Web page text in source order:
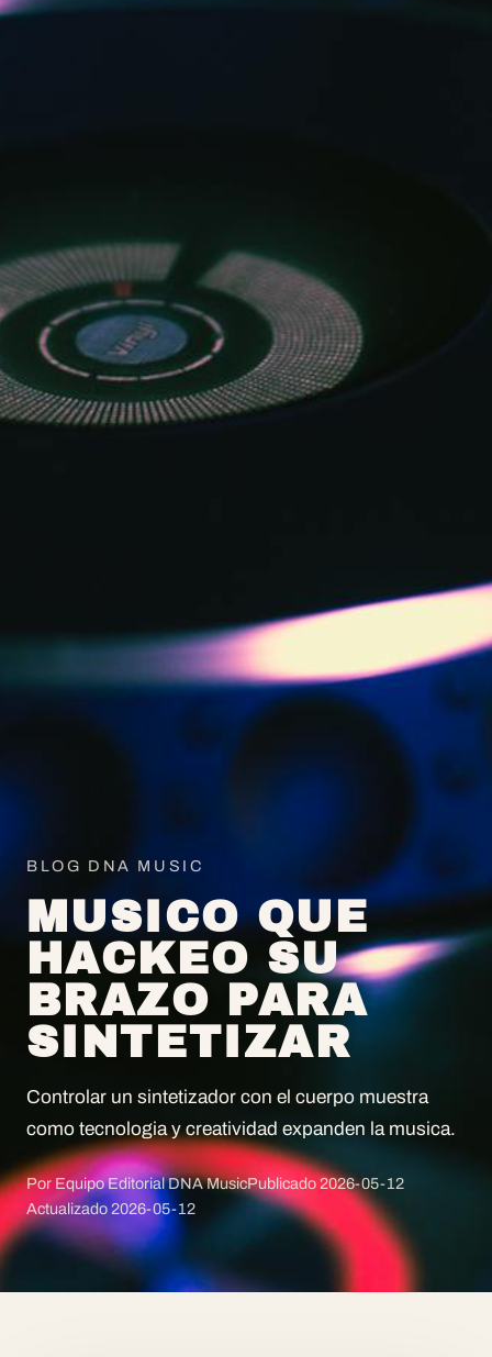
BLOG DNA MUSIC
MUSICO QUE
HACKEO SU
BRAZO PARA
SINTETIZAR
Controlar un sintetizador con el cuerpo muestra
como tecnologia y creatividad expanden la musica.
Por Equipo Editorial DNA MusicPublicado2026-05-12
Actualizado 2026-05-12